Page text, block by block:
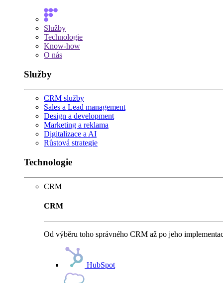
Služby
Technologie
Know-how
O nás
Služby
CRM služby
Sales a Lead management
Design a development
Marketing a reklama
Digitalizace a AI
Růstová strategie
Technologie
CRM
CRM
Od výběru toho správného CRM až po jeho
HubSpot